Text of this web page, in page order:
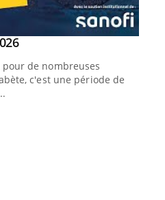
Youtube
pour de nombreuses
c'est une période de